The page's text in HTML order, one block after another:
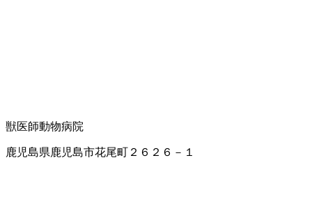
獣医師動物病院
鹿児島県鹿児島市花尾町２６２６－１